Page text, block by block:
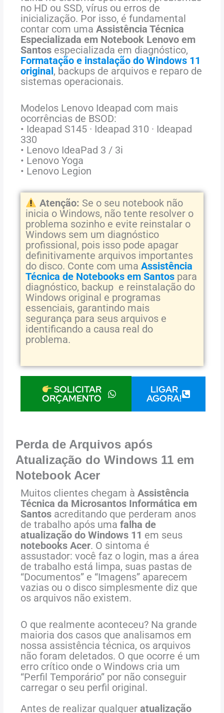
no HD ou SSD, vírus ou erros de
inicialização. Por isso, é fundamental
contar com umaAssistência Técnica
Especializada em Notebook Lenovo em
Santos especializada em diagnóstico,
Formatação e instalação do Windows 11
original, backups de arquivos e reparo de
sistemas operacionais.
Modelos Lenovo Ideapad com mais
ocorrências de BSOD:
• Ideapad S145 · Ideapad 310 · Ideapad
330
• Lenovo IdeaPad 3 / 3i
• Lenovo Yoga
• Lenovo Legion
Atenção: Se o seu notebook não
inicia o Windows, não tente resolver o
problema sozinho e evite reinstalar o
Windows sem um diagnóstico
profissional, pois isso pode apagar
definitivamente arquivos importantes
do disco. Conte com umaAssistência
Técnica de Notebooks em Santos para
diagnóstico, backup e reinstalação do
Windows original e programas
essenciais, garantindo mais
segurança para seus arquivos e
identificando a causa real do
problema.
SOLICITAR
ORÇAMENTO
LIGAR
AGORA!
Perda de Arquivos após
Atualização do Windows 11 em
Notebook Acer
Muitos clientes chegam àAssistência
Técnica da Microsantos Informática em
Santos acreditando que perderam anos
de trabalho após umafalha de
atualização do Windows 11 em seus
notebooks Acer. O sintoma é
assustador: você faz o login, mas a área
de trabalho está limpa, suas pastas de
“Documentos” e “Imagens” aparecem
vazias ou o disco simplesmente diz que
os arquivos não existem.
O que realmente aconteceu? Na grande
maioria dos casos que analisamos em
nossa assistência técnica, os arquivos
não foram deletados. O que ocorre é um
erro crítico onde o Windows cria um
“Perfil Temporário” por não conseguir
carregar o seu perfil original.
Antes de realizar qualqueratualização